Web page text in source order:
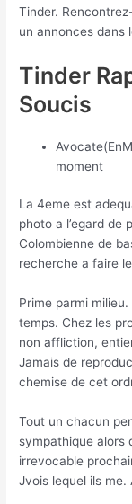
Tinder.
un annonces dans
Tinder
Soucis
moment
La 4eme est
photo a l’egard de
Colombienne de
recherche a faire
Prime parmi
temps. Chez les
non affliction,
Jamais de
chemise de cet
Tout un chacun
sympathique alors
irrevocable
Jvois lequel ils me.